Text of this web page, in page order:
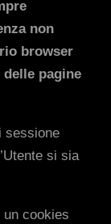
non
browser
pagine
sessione
si sia
cookies